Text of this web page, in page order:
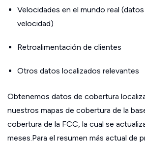
Velocidades en el mundo real
velocidad)
Retroalimentación de clientes
Otros datos localizados relevantes
Obtenemos datos de cobertura
nuestros mapas de cobertura de la
cobertura de la FCC, la cual se
meses.Para el resumen más actual de